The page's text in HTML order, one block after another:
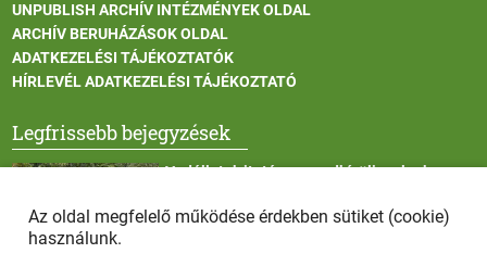
UNPUBLISH ARCHÍV INTÉZMÉNYEK OLDAL
ARCHÍV BERUHÁZÁSOK OLDAL
ADATKEZELÉSI TÁJÉKOZTATÓK
HÍRLEVÉL ADATKEZELÉSI TÁJÉKOZTATÓ
Legfrissebb bejegyzések
Vadállatok itatása a rendkívüli melegben
Az oldal megfelelő működése érdekben sütiket (cookie)
használunk.